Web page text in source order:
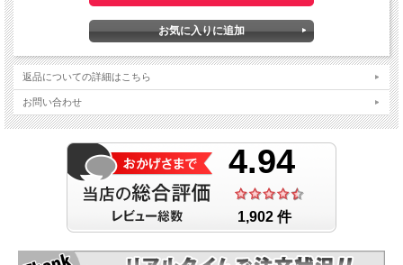
返品についての詳細はこちら
お問い合わせ